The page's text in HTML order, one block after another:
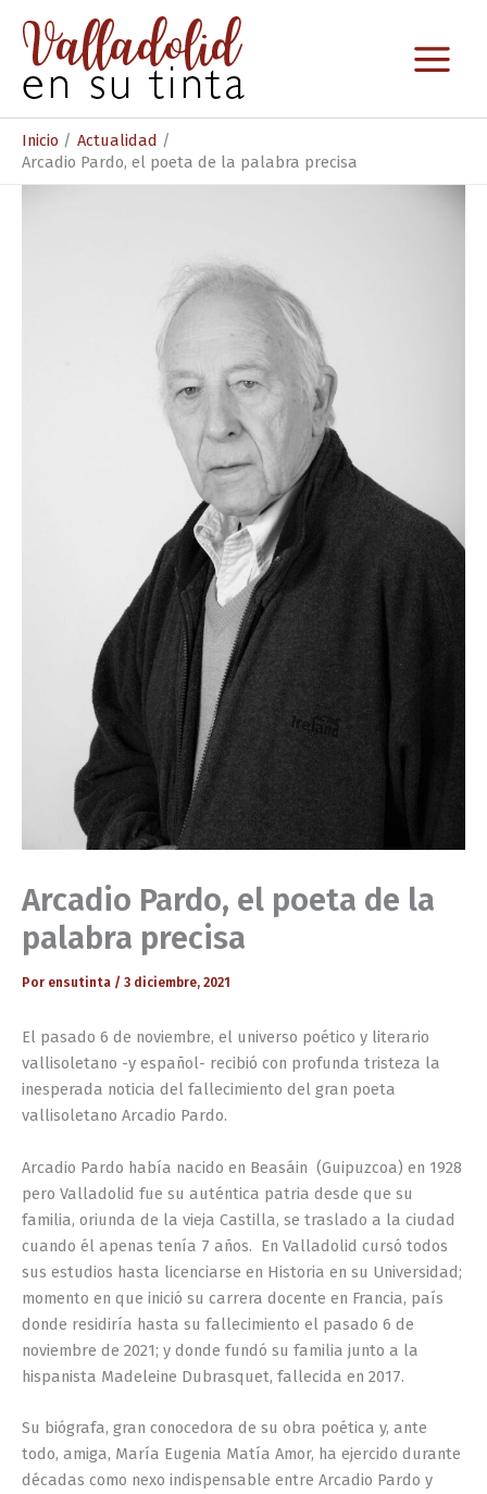
contenido
Inicio
Actualidad
Arcadio Pardo, el poeta de la palabra precisa
Arcadio Pardo, el poeta de la
palabra precisa
Por ensutinta / 3 diciembre, 2021
El pasado 6 de noviembre, el universo poético y literario
vallisoletano -y español- recibió con profunda tristeza la
inesperada noticia del fallecimiento del gran poeta
vallisoletano Arcadio Pardo.
Arcadio Pardo había nacido en Beasáin (Guipuzcoa) en 1928
pero Valladolid fue su auténtica patria desde que su
familia, oriunda de la vieja Castilla, se traslado a la ciudad
cuando él apenas tenía 7 años. En Valladolid cursó todos
sus estudios hasta licenciarse en Historia en su Universidad;
momento en que inició su carrera docente en Francia, país
donde residiría hasta su fallecimiento el pasado 6 de
noviembre de 2021; y donde fundó su familia junto a la
hispanista Madeleine Dubrasquet, fallecida en 2017.
Su biógrafa, gran conocedora de su obra poética y, ante
todo, amiga, María Eugenia Matía Amor, ha ejercido durante
décadas como nexo indispensable entre Arcadio Pardo y